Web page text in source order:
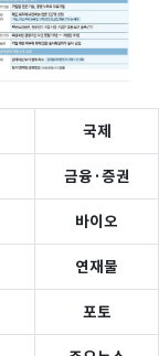
국제
금융·증권
바이오
연재물
포토